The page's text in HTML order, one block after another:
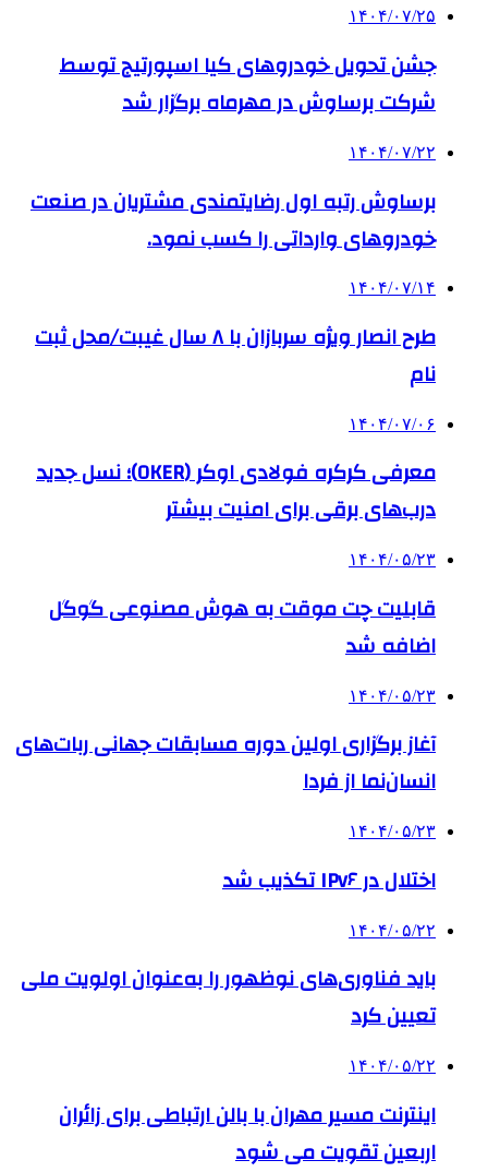
۱۴۰۴/۰۷/۲۵
جشن تحویل خودروهای کیا اسپورتیج توسط
شرکت برساوش در مهرماه برگزار شد
۱۴۰۴/۰۷/۲۲
برساوش رتبه اول رضایتمندی مشتریان در صنعت
خودروهای وارداتی را کسب نمود.
۱۴۰۴/۰۷/۱۴
طرح انصار ویژه سربازان با ۸ سال غیبت/محل ثبت
نام
۱۴۰۴/۰۷/۰۶
معرفی کرکره فولادی اوکر (OKER)؛ نسل جدید
درب‌های برقی برای امنیت بیشتر
۱۴۰۴/۰۵/۲۳
قابلیت چت موقت به هوش مصنوعی گوگل
اضافه شد
۱۴۰۴/۰۵/۲۳
آغاز برگزاری اولین دوره مسابقات جهانی ربات‌های
انسان‌نما از فردا
۱۴۰۴/۰۵/۲۳
اختلال در IPv۶ تکذیب شد
۱۴۰۴/۰۵/۲۲
باید فناوری‌های نوظهور را به‌عنوان اولویت ملی
تعیین کرد
۱۴۰۴/۰۵/۲۲
اینترنت مسیر مهران با بالن ارتباطی برای زائران
اربعین تقویت می شود